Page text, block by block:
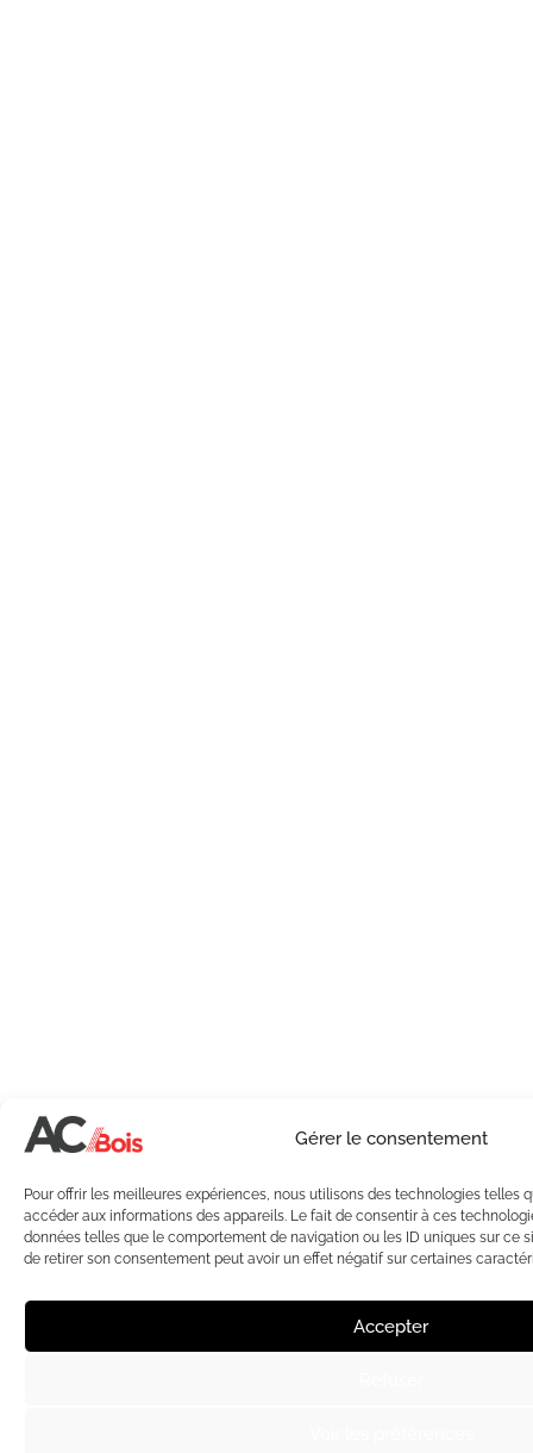
Gérer le consentement
Pour offrir les meilleures expériences, nous utilisons des technologies telles
accéder aux informations des appareils. Le fait de consentir à ces
données telles que le comportement de navigation ou les ID uniques sur ce
de retirer son consentement peut avoir un effet négatif sur certaines
Accepter